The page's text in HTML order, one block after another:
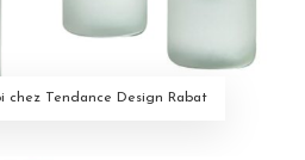
chez Tendance Design Rabat